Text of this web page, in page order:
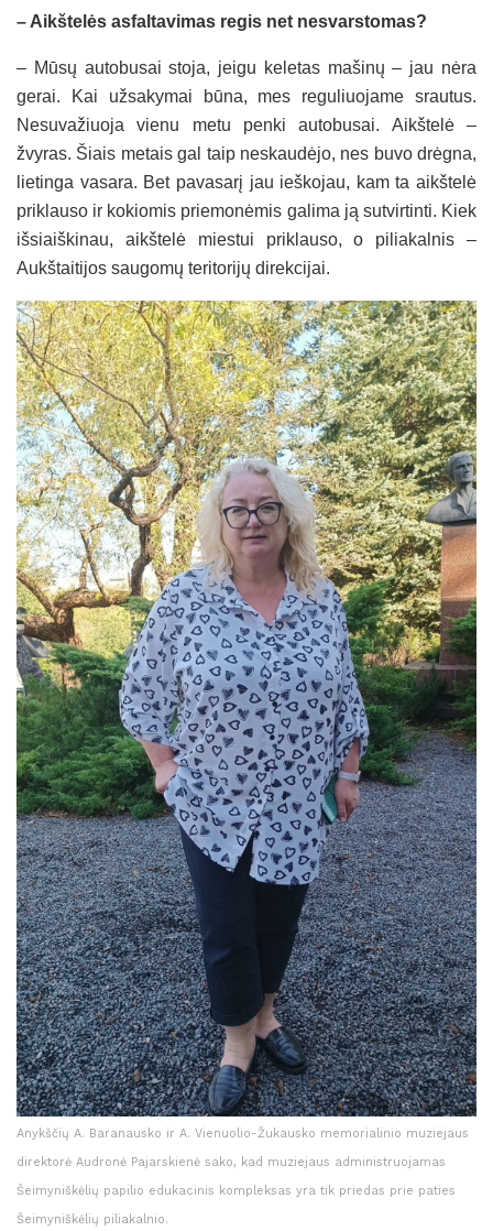
– Aikštelės asfaltavimas regis net nesvarstomas?
– Mūsų autobusai stoja, jeigu keletas mašinų – jau nėra
gerai. Kai užsakymai būna, mes reguliuojame srautus.
Nesuvažiuoja vienu metu penki autobusai. Aikštelė –
žvyras. Šiais metais gal taip neskaudėjo, nes buvo drėgna,
lietinga vasara. Bet pavasarį jau ieškojau, kam ta aikštelė
priklauso ir kokiomis priemonėmis galima ją sutvirtinti. Kiek
išsiaiškinau, aikštelė miestui priklauso, o piliakalnis –
Aukštaitijos saugomų teritorijų direkcijai.
Anykščių A. Baranausko ir A. Vienuolio-Žukausko memorialinio muziejaus
direktorė Audronė Pajarskienė sako, kad muziejaus administruojamas
Šeimyniškėlių papilio edukacinis kompleksas yra tik priedas prie paties
Šeimyniškėlių piliakalnio.